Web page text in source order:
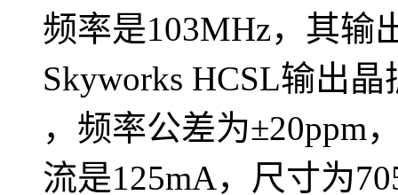
频率是103MHz，其输
Skyworks HCSL输出
，频率公差为±20ppm
流是125mA，尺寸为